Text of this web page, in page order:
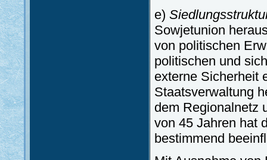
e)
Sowjetunion
von politischen
politischen und
externe Sicherheit
Staatsverwaltung
dem Regionalnetz
von 45 Jahren hat
bestimmend